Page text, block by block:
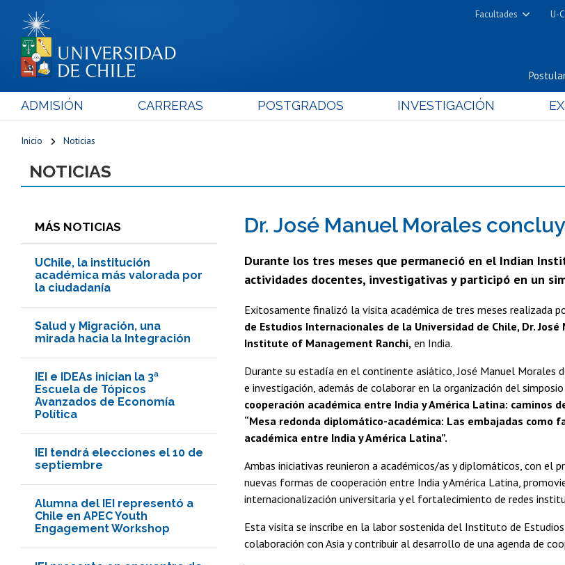
Facultades
Cs. Físicas y
Cs. Químicas y
Estudios Avanzados
Nutrición y
Alimentos
U-
ADMISIÓN CARRERAS POSTGRADOS INVESTIGACIÓN
Inicio Noticias
NOTICIAS
MÁS NOTICIAS
UChile, la institución
académica más valorada por
la ciudadanía
Salud y Migración, una
mirada hacia la Integración
IEI e IDEAs inician la 3ª
Escuela de Tópicos
Avanzados de Economía
Política
IEI tendrá elecciones el 10 de
septiembre
Alumna del IEI representó a
Chile en APEC Youth
Engagement Workshop
Dr. José Manuel Morales
Durante los tres meses que permaneció en el Indian
actividades docentes, investigativas y participó en un
Exitosamente finalizó la visita académica de tres meses realizada
de Estudios Internacionales de la Universidad de Chile, Dr. José
Institute of Management Ranchi, en India.
Durante su estadía en el continente asiático, José Manuel Morales
e investigación, además de colaborar en la organización del
cooperación académica entre India y América Latina: caminos
“Mesa redonda diplomático-académica: Las embajadas como
académica entre India y América Latina”.
Ambas iniciativas reunieron a académicos/as y diplomáticos, con el
nuevas formas de cooperación entre India y América Latina,
internacionalización universitaria y el fortalecimiento de redes
Esta visita se inscribe en la labor sostenida del Instituto de
colaboración con Asia y contribuir al desarrollo de una agenda de